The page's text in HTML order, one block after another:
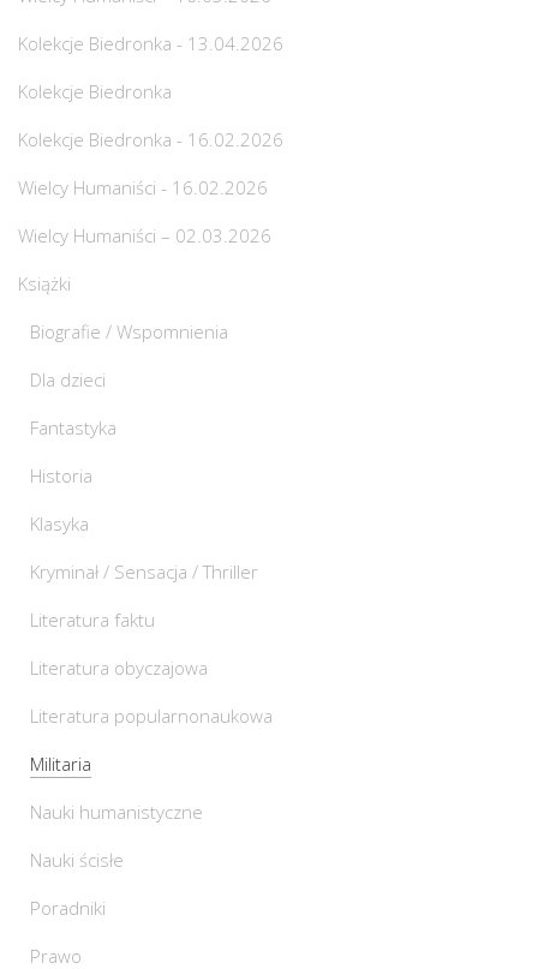
Kolekcje Biedronka - 13.04.2026
Kolekcje Biedronka
Kolekcje Biedronka - 16.02.2026
Wielcy Humaniści - 16.02.2026
Wielcy Humaniści – 02.03.2026
Książki
Biografie / Wspomnienia
Dla dzieci
Fantastyka
Historia
Klasyka
Kryminał / Sensacja / Thriller
Literatura faktu
Literatura obyczajowa
Literatura popularnonaukowa
Militaria
Nauki humanistyczne
Nauki ścisłe
Poradniki
Prawo